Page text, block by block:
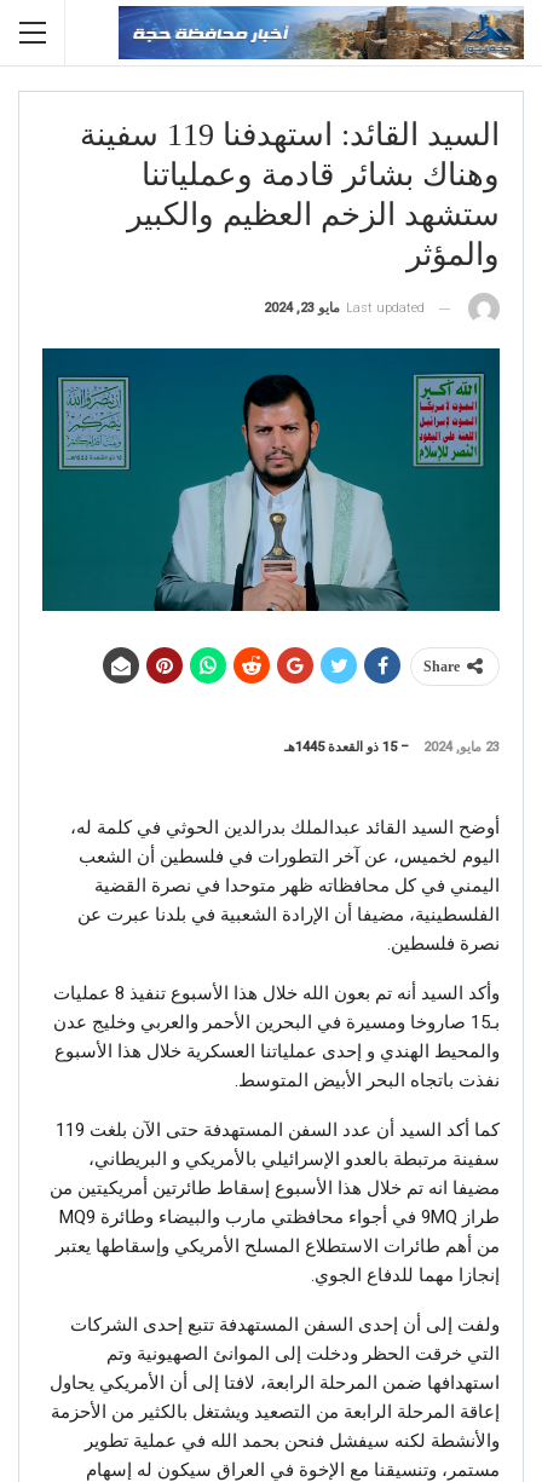
السيد القائد: استهدفنا 119 سفينة
وهناك بشائر قادمة وعملياتنا
ستشهد الزخم العظيم والكبير
والمؤثر
Last updated مايو 23, 2024
Share
23 مايو, 2024 – 15 ذو القعدة 1445هـ
أوضح السيد القائد عبدالملك بدرالدين الحوثي في كلمة له،
اليوم لخميس، عن آخر التطورات في فلسطين أن الشعب
اليمني في كل محافظاته ظهر متوحدا في نصرة القضية
الفلسطينية، مضيفا أن الإرادة الشعبية في بلدنا عبرت عن
نصرة فلسطين.
وأكد السيد أنه تم بعون الله خلال هذا الأسبوع تنفيذ 8 عمليات
بـ15 صاروخا ومسيرة في البحرين الأحمر والعربي وخليج عدن
والمحيط الهندي و إحدى عملياتنا العسكرية خلال هذا الأسبوع
نفذت باتجاه البحر الأبيض المتوسط.
كما أكد السيد أن عدد السفن المستهدفة حتى الآن بلغت 119
سفينة مرتبطة بالعدو الإسرائيلي بالأمريكي و البريطاني،
مضيفا انه تم خلال هذا الأسبوع إسقاط طائرتين أمريكيتين من
طراز 9MQ في أجواء محافظتي مارب والبيضاء وطائرة MQ9
من أهم طائرات الاستطلاع المسلح الأمريكي وإسقاطها يعتبر
إنجازا مهما للدفاع الجوي.
ولفت إلى أن إحدى السفن المستهدفة تتبع إحدى الشركات
التي خرقت الحظر ودخلت إلى الموانئ الصهيونية وتم
استهدافها ضمن المرحلة الرابعة، لافتا إلى أن الأمريكي يحاول
إعاقة المرحلة الرابعة من التصعيد ويشتغل بالكثير من الأحزمة
والأنشطة لكنه سيفشل فنحن بحمد الله في عملية تطوير
مستمر، وتنسيقنا مع الإخوة في العراق سيكون له إسهام